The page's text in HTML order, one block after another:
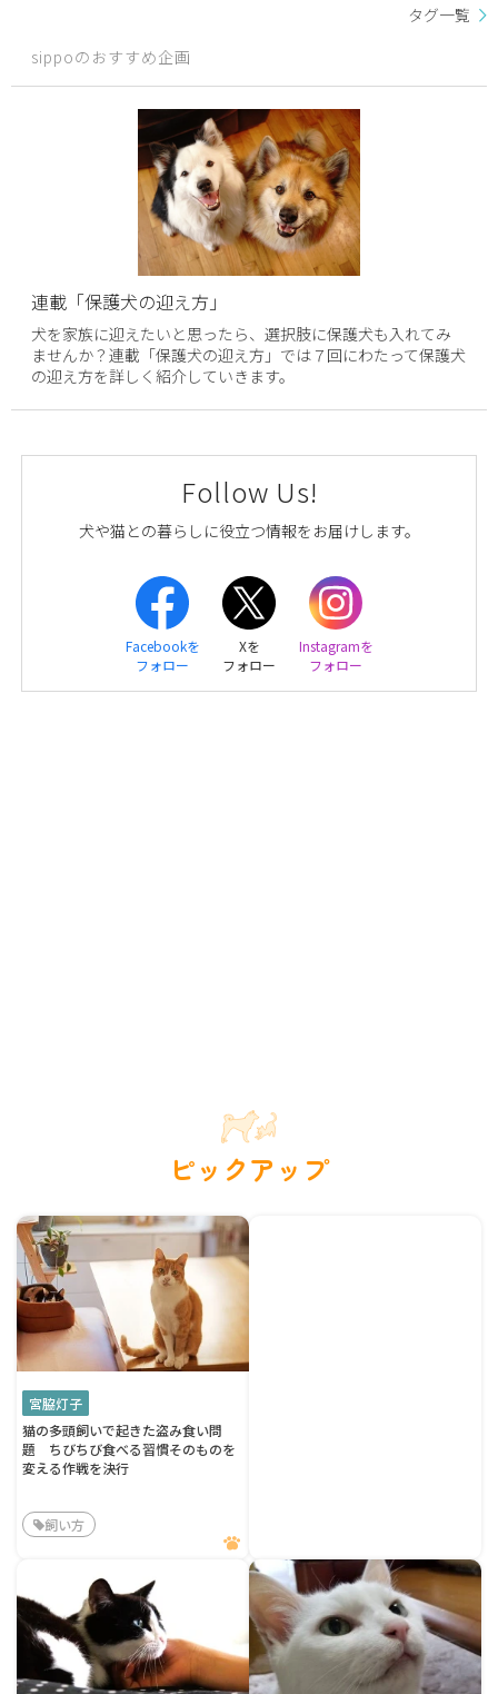
タグ一覧
sippoのおすすめ企画
連載「保護犬の迎え方」
犬を家族に迎えたいと思ったら、選択肢に保護犬も入れてみ
ませんか？連載「保護犬の迎え方」では７回にわたって保護犬
の迎え方を詳しく紹介していきます。
Follow Us!
犬や猫との暮らしに役立つ情報をお届けします。
Facebookを
フォロー
Xを
フォロー
Instagramを
フォロー
ピックアップ
宮脇灯子
猫の多頭飼いで起きた盗み食い問
題 ちびちび食べる習慣そのものを
変える作戦を決行
飼い方